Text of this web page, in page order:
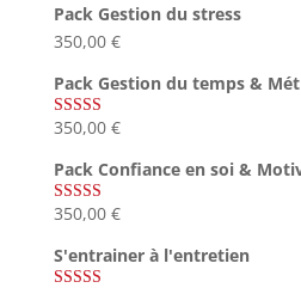
Pack Gestion du stress
350,00 €
Pack Gestion du temps &
Note5.00
350,00 €
Pack Confiance en soi &
Note5.00
350,00 €
S'entrainer à l'entretien